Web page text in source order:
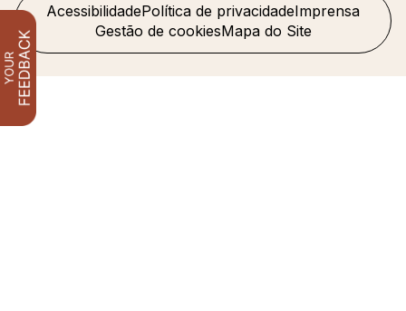
AcessibilidadePolítica de privacidadeImprensa
Gestão de cookiesMapa do Site